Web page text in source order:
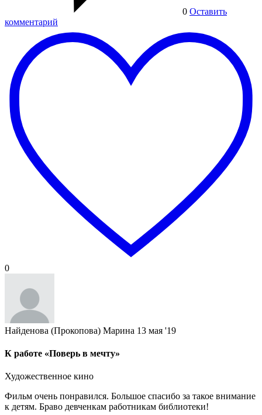
0 Оставить
комментарий
0
Найденова (Прокопова) Марина 13 мая '19
К работе «Поверь в мечту»
Художественное кино
Фильм очень понравился. Большое спасибо за такое внимание
к детям. Браво девченкам работникам библиотеки!